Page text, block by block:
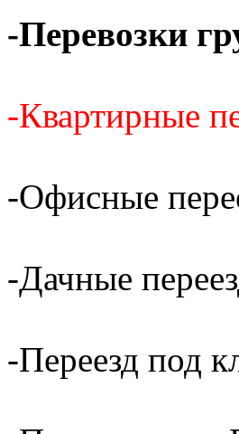
-Перевозки
-Квартирные
-Офисные
-Дачные
-Переезд под